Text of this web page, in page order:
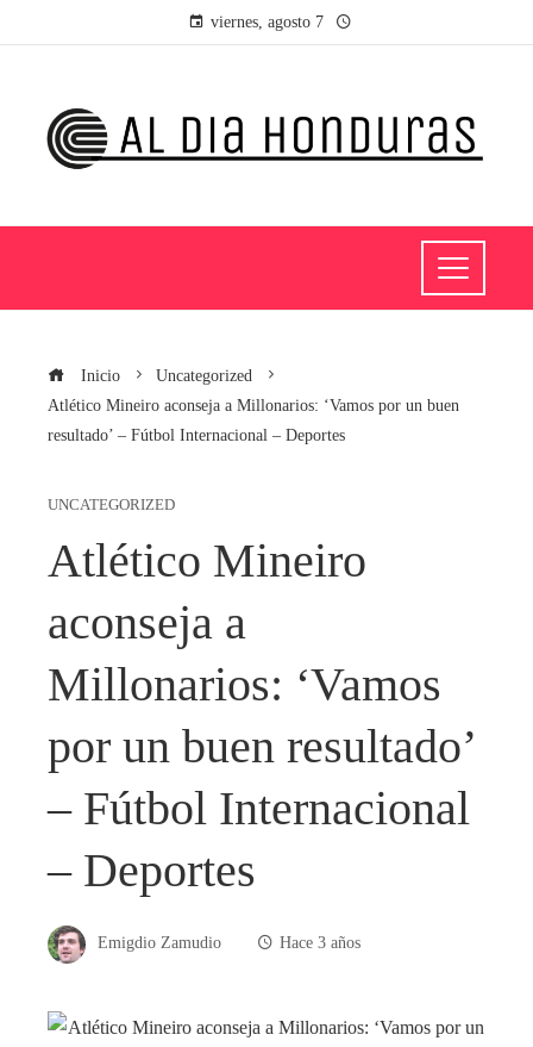
viernes, agosto 7
Inicio
Uncategorized
Atlético Mineiro aconseja a Millonarios: ‘Vamos por un buen
resultado’ – Fútbol Internacional – Deportes
UNCATEGORIZED
Atlético Mineiro
aconseja a
Millonarios: ‘Vamos
por un buen resultado’
– Fútbol Internacional
– Deportes
Emigdio Zamudio Hace 3 años